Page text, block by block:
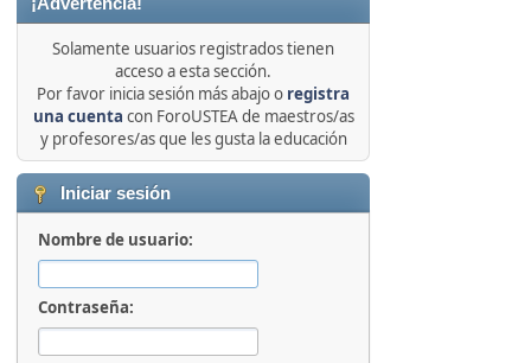
Solamente usuarios registrados tienen
acceso a esta sección.
Por favor inicia sesión más abajo o registra
una cuenta con ForoUSTEA de maestros/as
y profesores/as que les gusta la educación
Iniciar sesión
Nombre de usuario:
Contraseña: